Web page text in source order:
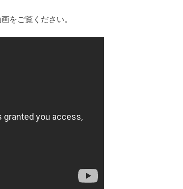
をご覧ください。